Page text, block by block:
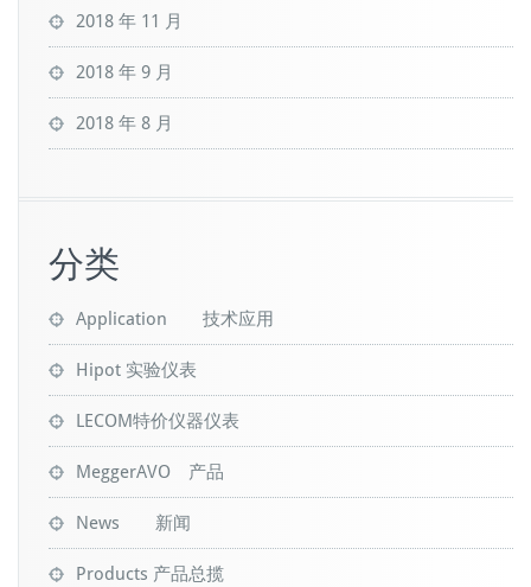
2018 年 11 月
2018 年 9 月
2018 年 8 月
分类
Application 技术应用
Hipot 实验仪表
LECOM特价仪器仪表
MeggerAVO 产品
News 新闻
Products 产品总揽